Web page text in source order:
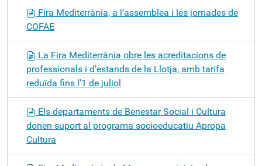
Fira Mediterrània, a l’assemblea i les jornades de
COFAE
La Fira Mediterrània obre les acreditacions de
professionals i d’estands de la Llotja, amb tarifa
reduïda fins l'1 de juliol
Els departaments de Benestar Social i Cultura
donen suport al programa socioeducatiu Apropa
Cultura